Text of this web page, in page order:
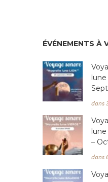
ÉVÉNEMENTS À
lune
dans
lune
–
dans